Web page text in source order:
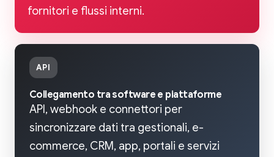
fornitori e flussi interni.
API
Collegamento tra software e piattaforme
API, webhook e connettori per
sincronizzare dati tra gestionali, e-
commerce, CRM, app, portali e servizi